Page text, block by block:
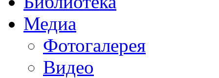
Медиа
Фотогалерея
Видео